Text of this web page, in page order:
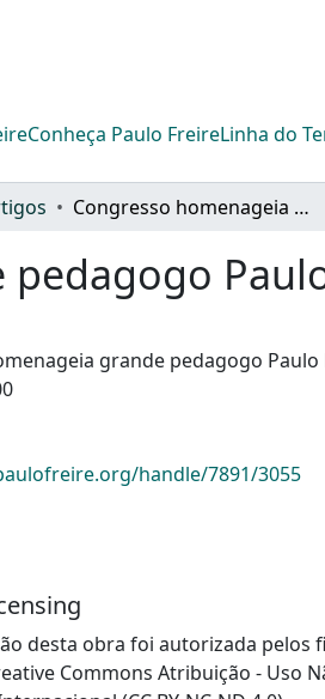
Conheça Paulo FreireLinha do
Congresso homenageia grande pedagogo Paulo Freire
grande pedagogo
handle/7891/3055
desta obra foi autorizada pelos
Commons Atribuição - Uso